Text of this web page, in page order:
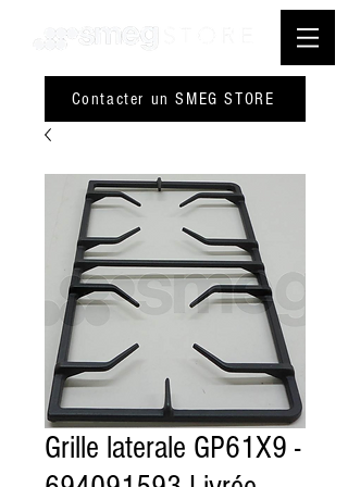
Contacter un SMEG STORE
Grille laterale GP61X9 -